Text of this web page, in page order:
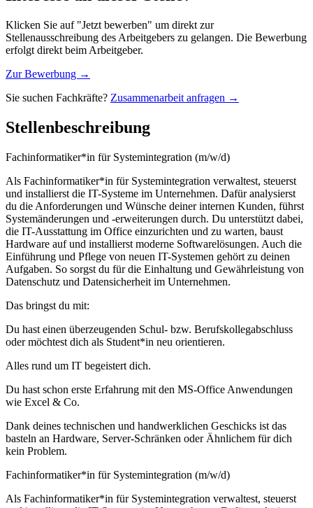
Klicken Sie auf "Jetzt bewerben" um direkt zur
Stellenausschreibung des Arbeitgebers zu gelangen. Die Bewerbung
erfolgt direkt beim Arbeitgeber.
Zur Bewerbung →
Sie suchen Fachkräfte? Zusammenarbeit anfragen →
Stellenbeschreibung
Fachinformatiker*in für Systemintegration (m/w/d)
Als Fachinformatiker*in für Systemintegration verwaltest, steuerst
und installierst die IT-Systeme im Unternehmen. Dafür analysierst
du die Anforderungen und Wünsche deiner internen Kunden, führst
Systemänderungen und -erweiterungen durch. Du unterstützt dabei,
die IT-Ausstattung im Office einzurichten und zu warten, baust
Hardware auf und installierst moderne Softwarelösungen. Auch die
Einführung und Pflege von neuen IT-Systemen gehört zu deinen
Aufgaben. So sorgst du für die Einhaltung und Gewährleistung von
Datenschutz und Datensicherheit im Unternehmen.
Das bringst du mit:
Du hast einen überzeugenden Schul- bzw. Berufskollegabschluss
oder möchtest dich als Student*in neu orientieren.
Alles rund um IT begeistert dich.
Du hast schon erste Erfahrung mit den MS-Office Anwendungen
wie Excel & Co.
Dank deines technischen und handwerklichen Geschicks ist das
basteln an Hardware, Server-Schränken oder Ähnlichem für dich
kein Problem.
Fachinformatiker*in für Systemintegration (m/w/d)
Als Fachinformatiker*in für Systemintegration verwaltest, steuerst